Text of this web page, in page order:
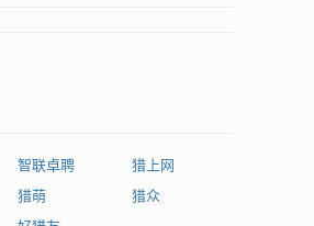
智联卓聘
猎上网
猎萌
猎众